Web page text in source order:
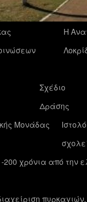
Η
Σχέδιο
Δράσης
Μονάδας
200 χρόνια από την